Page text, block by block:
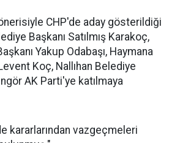
CHP'de aday gösterildiği
Başkanı Satılmış Karakoç,
Yakup Odabaşı, Haymana
Koç, Nallıhan Belediye
AK Parti'ye katılmaya
kararlarından vazgeçmeleri